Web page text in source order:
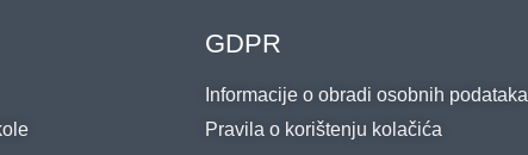
GDPR
Informacije o obradi osobnih podataka
Pravila o korištenju kolačića